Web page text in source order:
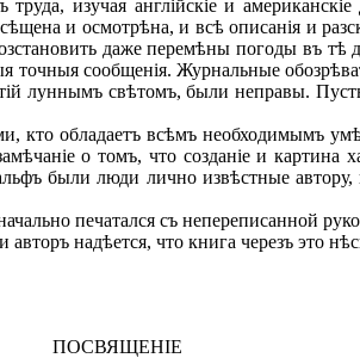
изучая англійскіе и
и осмотрѣна, и всѣ описанія и
даже перемѣны погоды въ
сообщенія. Журнальные
луннымъ свѣтомъ, были неправы.
кто обладаетъ всѣмъ необходимымъ
о томъ, что созданіе и
были люди лично извѣстные
печатался съ непереписанной
надѣется, что книга черезъ это
ПОСВЯЩЕНІЕ